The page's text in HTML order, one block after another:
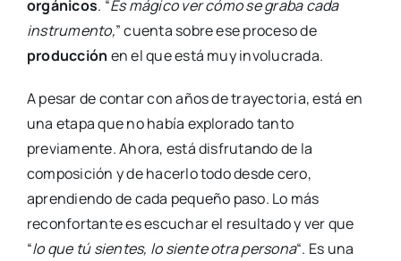
orgánicos. “Es mágico ver cómo se graba cada
instrumento,” cuenta sobre ese proceso de
producción en el que está muy involucrada.
A pesar de contar con años de trayectoria, está en
una etapa que no había explorado tanto
previamente. Ahora, está disfrutando de la
composición y de hacerlo todo desde cero,
aprendiendo de cada pequeño paso. Lo más
reconfortante es escuchar el resultado y ver que
“lo que tú sientes, lo siente otra persona“. Es una